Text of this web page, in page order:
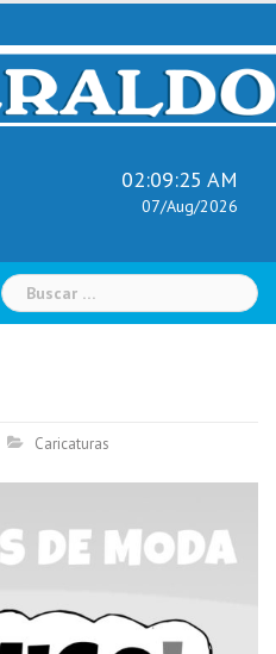
02:09:26 AM
07/Aug/2026
Buscar:
Caricaturas